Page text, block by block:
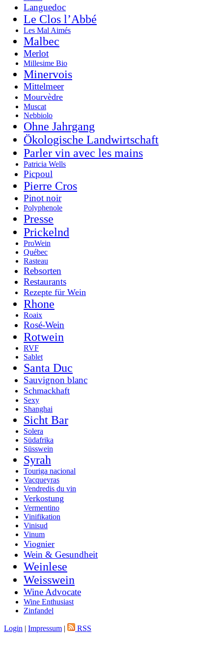
Languedoc
Le Clos l’Abbé
Les Mal Aimés
Malbec
Merlot
Millesime Bio
Minervois
Mittelmeer
Mourvèdre
Muscat
Nebbiolo
Ohne Jahrgang
Ökologische Landwirtschaft
Parler vin avec les mains
Patricia Wells
Picpoul
Pierre Cros
Pinot noir
Polyphenole
Presse
Prickelnd
ProWein
Québec
Rasteau
Rebsorten
Restaurants
Rezepte für Wein
Rhone
Roaix
Rosé-Wein
Rotwein
RVF
Sablet
Santa Duc
Sauvignon blanc
Schmackhaft
Sexy
Shanghai
Sicht Bar
Solera
Südafrika
Süsswein
Syrah
Touriga nacional
Vacqueyras
Vendredis du vin
Verkostung
Vermentino
Vinifikation
Vinisud
Vinum
Viognier
Wein & Gesundheit
Weinlese
Weisswein
Wine Advocate
Wine Enthusiast
Zinfandel
Login | Impressum | RSS